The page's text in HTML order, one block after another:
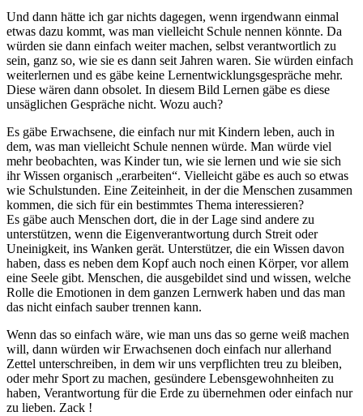
Und dann hätte ich gar nichts dagegen, wenn irgendwann einmal
etwas dazu kommt, was man vielleicht Schule nennen könnte. Da
würden sie dann einfach weiter machen, selbst verantwortlich zu
sein, ganz so, wie sie es dann seit Jahren waren. Sie würden einfach
weiterlernen und es gäbe keine Lernentwicklungsgespräche mehr.
Diese wären dann obsolet. In diesem Bild Lernen gäbe es diese
unsäglichen Gespräche nicht. Wozu auch?
Es gäbe Erwachsene, die einfach nur mit Kindern leben, auch in
dem, was man vielleicht Schule nennen würde. Man würde viel
mehr beobachten, was Kinder tun, wie sie lernen und wie sie sich
ihr Wissen organisch „erarbeiten“. Vielleicht gäbe es auch so etwas
wie Schulstunden. Eine Zeiteinheit, in der die Menschen zusammen
kommen, die sich für ein bestimmtes Thema interessieren?
Es gäbe auch Menschen dort, die in der Lage sind andere zu
unterstützen, wenn die Eigenverantwortung durch Streit oder
Uneinigkeit, ins Wanken gerät. Unterstützer, die ein Wissen davon
haben, dass es neben dem Kopf auch noch einen Körper, vor allem
eine Seele gibt. Menschen, die ausgebildet sind und wissen, welche
Rolle die Emotionen in dem ganzen Lernwerk haben und das man
das nicht einfach sauber trennen kann.
Wenn das so einfach wäre, wie man uns das so gerne weiß machen
will, dann würden wir Erwachsenen doch einfach nur allerhand
Zettel unterschreiben, in dem wir uns verpflichten treu zu bleiben,
oder mehr Sport zu machen, gesündere Lebensgewohnheiten zu
haben, Verantwortung für die Erde zu übernehmen oder einfach nur
zu lieben. Zack !